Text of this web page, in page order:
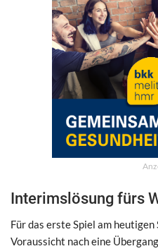
Interimslösung fürs
Für das erste Spiel am
Voraussicht nach eine